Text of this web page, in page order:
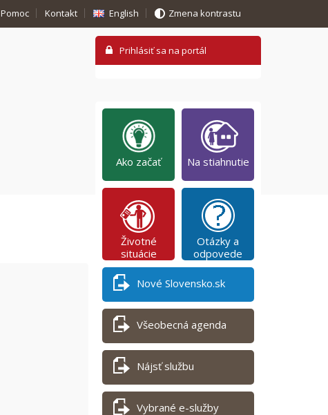
Pomoc Kontakt English Zmena kontrastu
Ako začať Na stiahnutie
Životné
situácie
Otázky a
odpovede
Nové Slovensko.sk
Všeobecná agenda
Nájsť službu
Vybrané e-služby